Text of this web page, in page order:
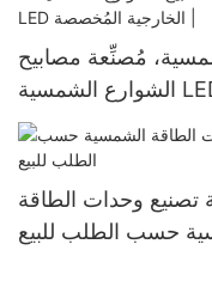
مُصنِّعة مصابيح
وحدات الطاقة
حسب الطلب للبيع